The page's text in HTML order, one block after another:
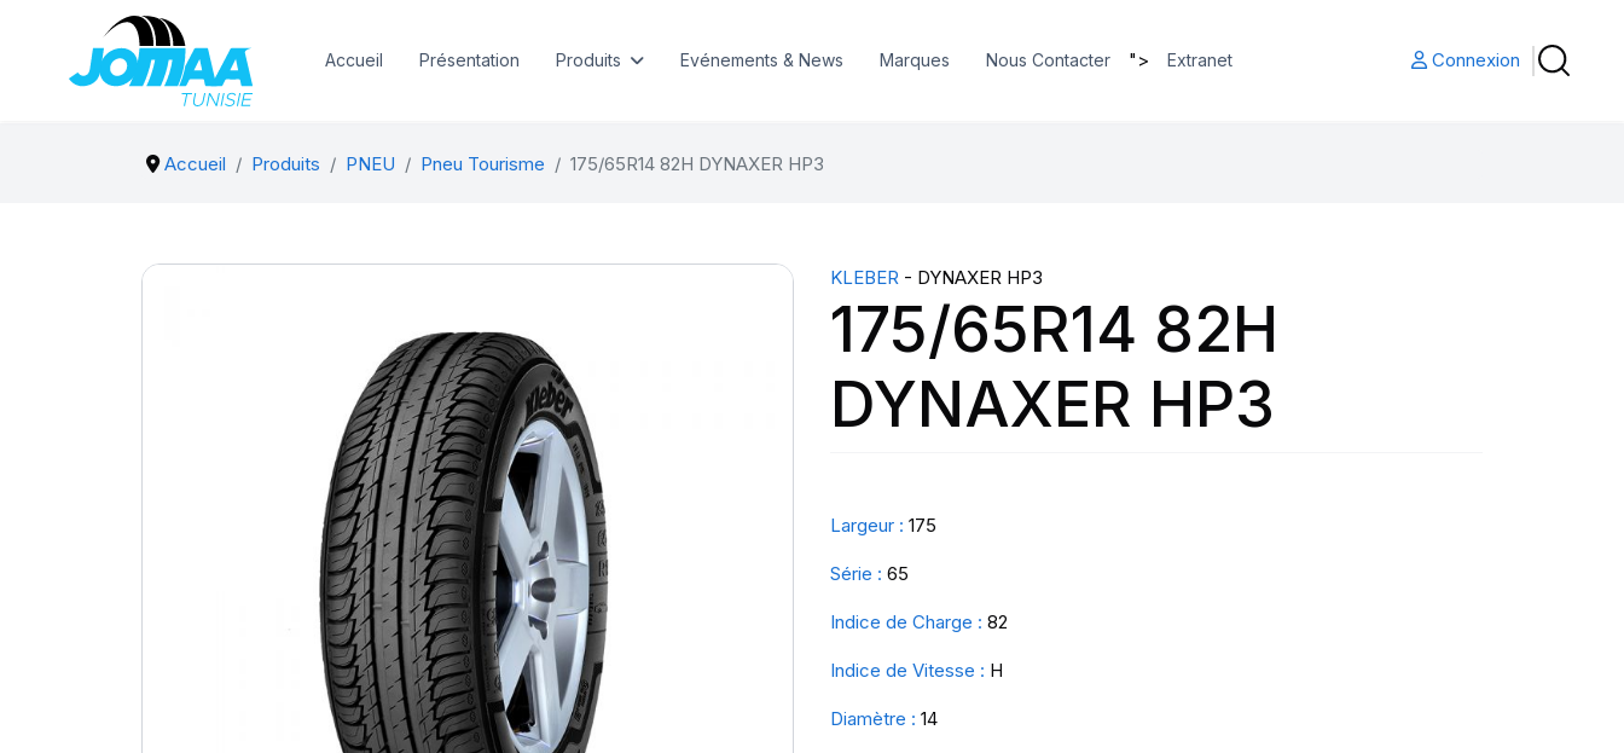
Accueil Présentation Produits Evénements & News Marques Nous Contacter "> Extranet Connexion
Accueil Produits PNEU Pneu Tourisme 175/65R14 82H DYNAXER HP3
KLEBER - DYNAXER HP3
175/65R14 82H
DYNAXER HP3
Largeur : 175
Série : 65
Indice de Charge : 82
Indice de Vitesse : H
Diamètre : 14